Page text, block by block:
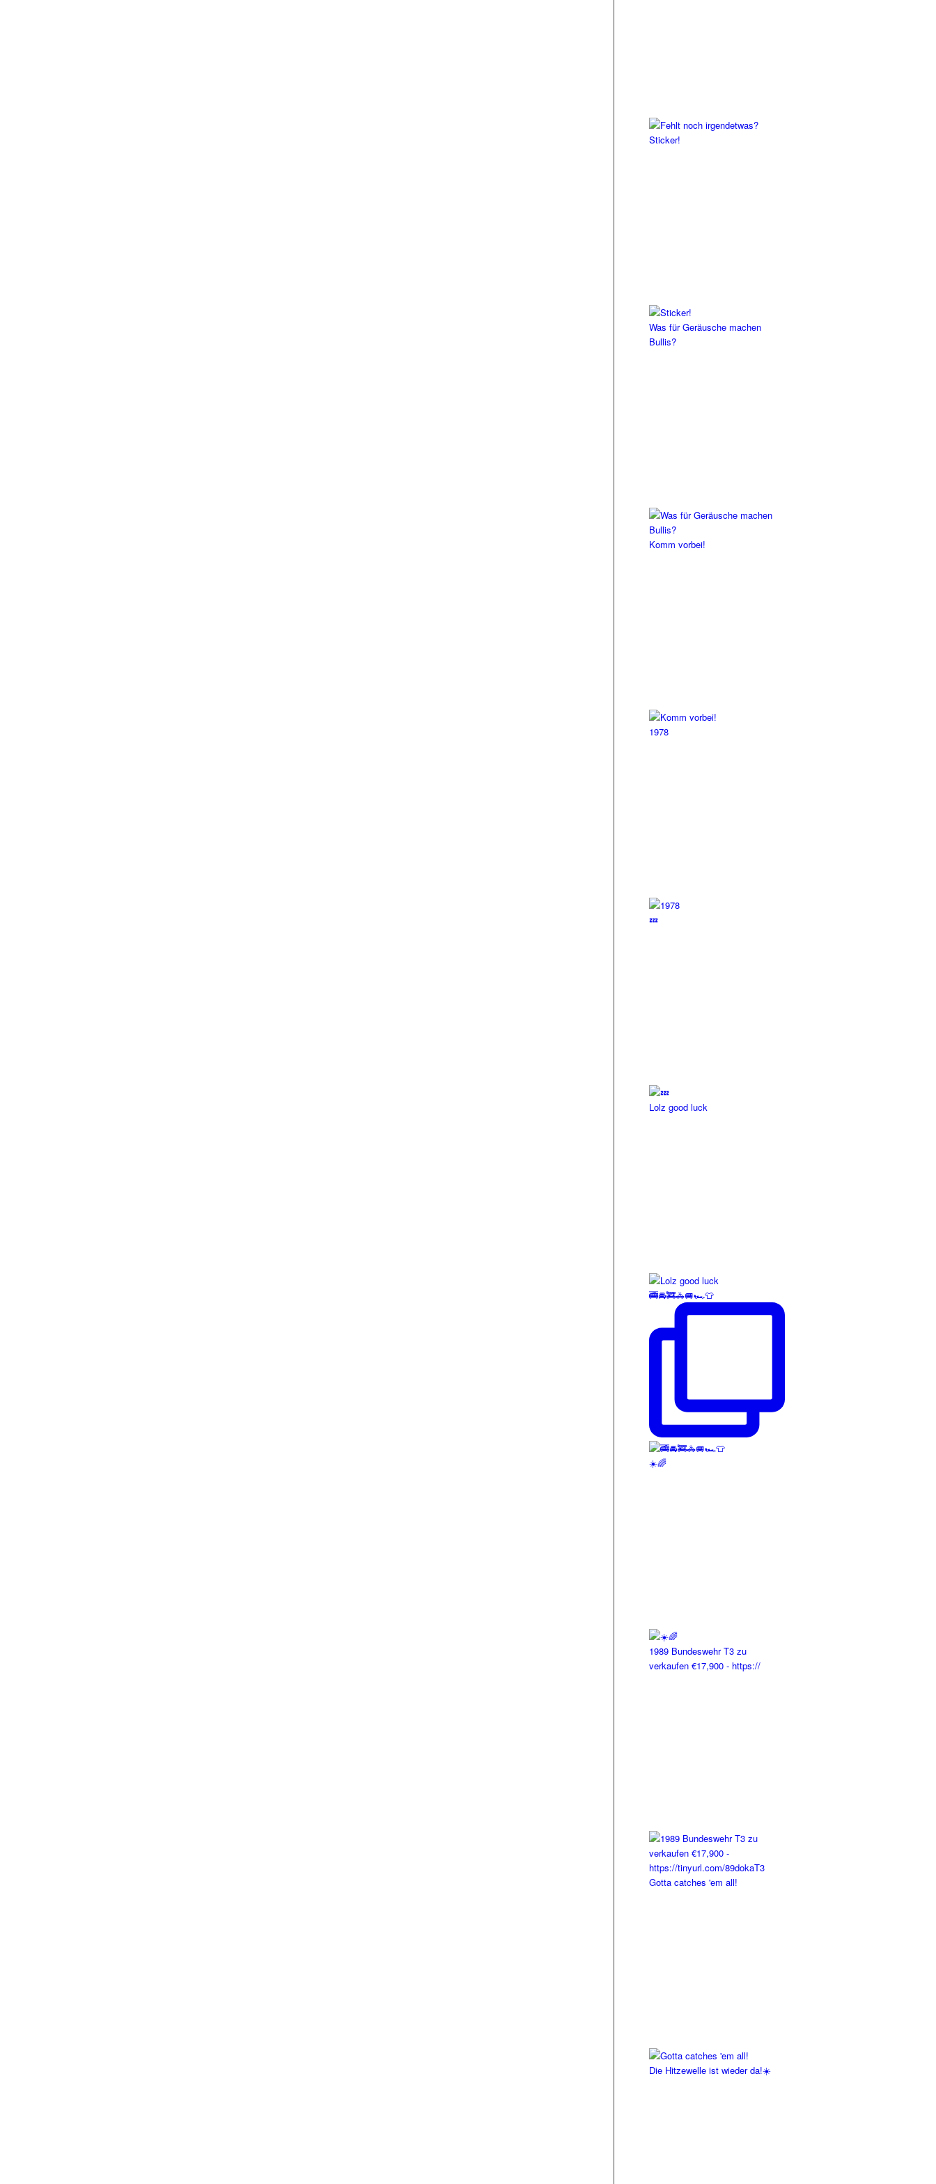
Sticker!
Was für Geräusche machen
Bullis?
Komm vorbei!
1978
💤
Lolz good luck
🚎🚘🚒🚓🚐🏎️👕
☀️🌈
1989 Bundeswehr T3 zu
verkaufen €17,900 - https://
Gotta catches 'em all!
Die Hitzewelle ist wieder da!☀️